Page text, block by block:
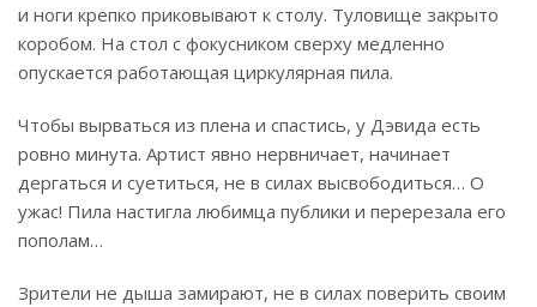
и ноги крепко приковывают к столу. Туловище закрыто
коробом. На стол с фокусником сверху медленно
опускается работающая циркулярная пила.
Чтобы вырваться из плена и спастись, у Дэвида есть
ровно минута. Артист явно нервничает, начинает
дергаться и суетиться, не в силах высвободиться… О
ужас! Пила настигла любимца публики и перерезала его
пополам…
Зрители не дыша замирают, не в силах поверить своим